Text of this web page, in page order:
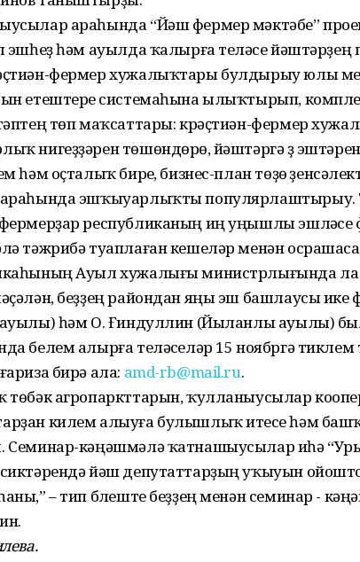
араһында “Йәш фермер мәктәбе”
эшһеҙ һәм ауылда ҡалырға теләүсе йәштәрҙең
фермер хужалыҡтары булдырыу юлы
етештереү системаһына ылыҡтырып,
төп маҡсаттары: крәҫтиән-фермер
нигеҙҙәрен төшөндөрөү, йәштәргә үҙ
һәм оҫталыҡ биреү, бизнес-план төҙөү
эшҡыуарлыҡты популярлаштырыу.
республиканың иң уңышлы
тәжрибә туаплаған кешеләр менән
Ауыл хужалығы министрлығында ла
беҙҙең райондан яңы эш башлаусы ике
һәм О. Ғиндуллин (Йыланлы ауылы)
белем алырға теләүселәр 15 ноябргә тиклем
бирә ала: amd-rb@mail.ru.
агропаркттарын, ҡулланыусылар
килем алыуға булышлыҡ итеүсе һәм
кәңәшмәлә ҡатнашыусылар иһә
йәш депутаттарҙың уҡыуын
– тип бүлеште беҙҙең менән семинар -